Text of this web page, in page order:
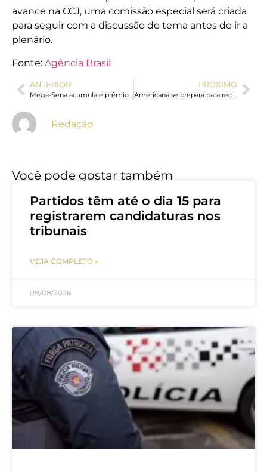
avance na CCJ, uma comissão especial será criada
para seguir com a discussão do tema antes de ir a
plenário.
Fonte: Agência Brasil
ANTERIOR
Mega-Sena acumula e prêmio principal vai para R$ 8 milhões
PRÓXIMO
Americana se prepara para receber a 15ª Feira da Empregabilidade com milhares de oportunidades de trabalho
Redação
Você pode gostar também
Partidos têm até o dia 15 para
registrarem candidaturas nos
tribunais
VEJA COMPLETO »
08/08/2026